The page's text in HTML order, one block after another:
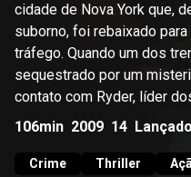
cidade de Nova York que,
suborno, foi rebaixado
tráfego. Quando um dos
sequestrado por um
contato com Ryder, líder
que a prefeitura lhe pague
caso contrário matará um
polícia envia à sede do
106min 2009 14 Lançado
Crime Thriller